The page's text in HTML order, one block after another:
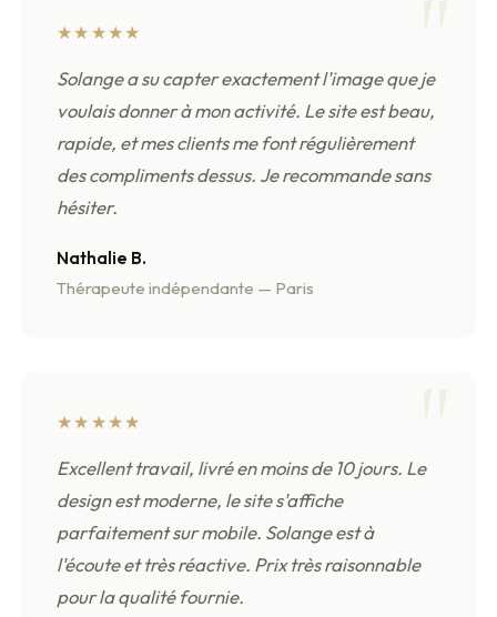
★★★★★
Solange a su capter exactement l'image que je
voulais donner à mon activité. Le site est beau,
rapide, et mes clients me font régulièrement
des compliments dessus. Je recommande sans
hésiter.
Nathalie B.
Thérapeute indépendante — Paris
★★★★★
Excellent travail, livré en moins de 10 jours. Le
design est moderne, le site s'affiche
parfaitement sur mobile. Solange est à
l'écoute et très réactive. Prix très raisonnable
pour la qualité fournie.